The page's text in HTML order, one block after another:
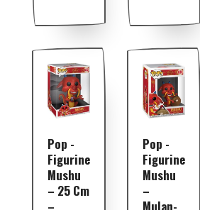
Pop -
Figurine
Mushu
– 25 Cm
–
Pop -
Figurine
Mushu
–
Mulan-